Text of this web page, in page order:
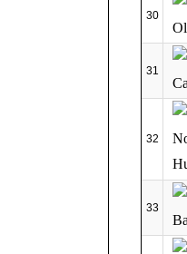
30
31
32
33